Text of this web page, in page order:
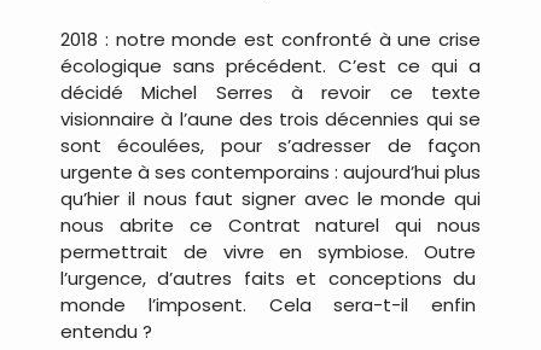
2018 : notre monde est confronté à une crise
écologique sans précédent. C’est ce qui a
décidé Michel Serres à revoir ce texte
visionnaire à l’aune des trois décennies qui se
sont écoulées, pour s’adresser de façon
urgente à ses contemporains : aujourd’hui plus
qu’hier il nous faut signer avec le monde qui
nous abrite ce Contrat naturel qui nous
permettrait de vivre en symbiose. Outre
l’urgence, d’autres faits et conceptions du
monde
l’imposent. Cela sera-t-il
enfin
entendu ?